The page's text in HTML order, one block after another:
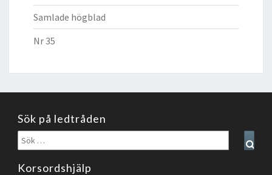
Samlade högblad
Nr 35
Sök på ledtråden
Sök
efter:
Korsordshjälp